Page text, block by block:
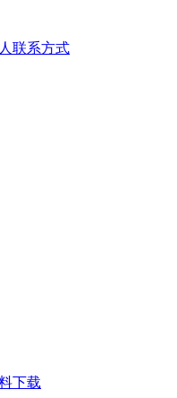
联系方式
下载